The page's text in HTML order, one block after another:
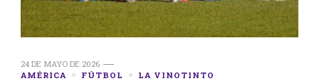
24 DE MAYO DE 2026
AMÉRICA
FÚTBOL LA VINOTINTO